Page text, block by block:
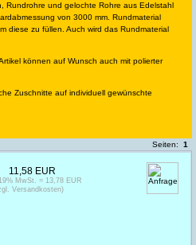
Rundrohre und gelochte Rohre aus Edelstahl
von 3000 mm. Rundmaterial
diese zu füllen. Auch wird das Rundmaterial
können auf Wunsch auch mit polierter
Zuschnitte auf individuell gewünschte
Seiten: 1
11,58 EUR
MwSt. = 13,78 EUR
Versandkosten)